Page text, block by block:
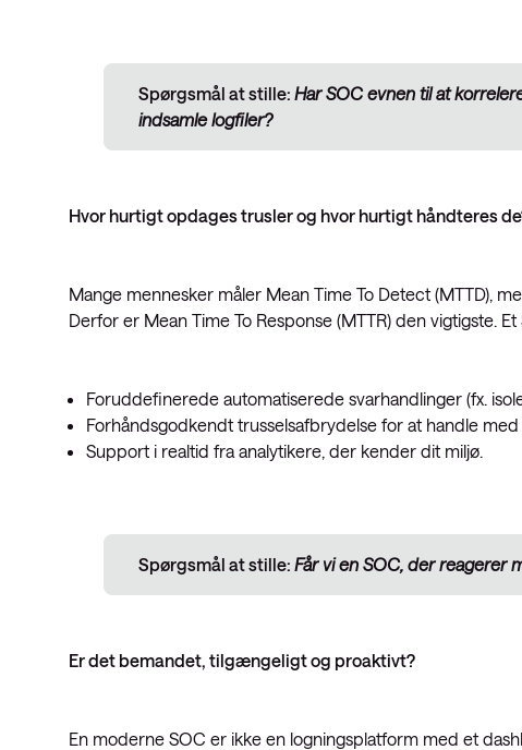
Spørgsmål at stille: Har SOC evnen til at
indsamle logfiler?
Hvor hurtigt opdages trusler og hvor hurtigt håndteres
Mange mennesker måler Mean Time To Detect (MTTD),
Derfor er Mean Time To Response (MTTR) den vigtigste.
Foruddefinerede automatiserede svarhandlinger (fx.
Forhåndsgodkendt trusselsafbrydelse for at handle
Support i realtid fra analytikere, der kender dit miljø.
Spørgsmål at stille: Får vi en SOC, der reagerer
Er det bemandet, tilgængeligt og proaktivt?
En moderne SOC er ikke en logningsplatform med et